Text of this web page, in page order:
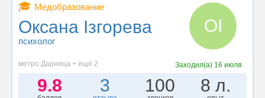
🎓 Медобразование
Оксана Ізгорева
психолог
ОІ
метро Дарница + ещё 2 Заходил(а) 16 июля
9.8 3 100 8 л.